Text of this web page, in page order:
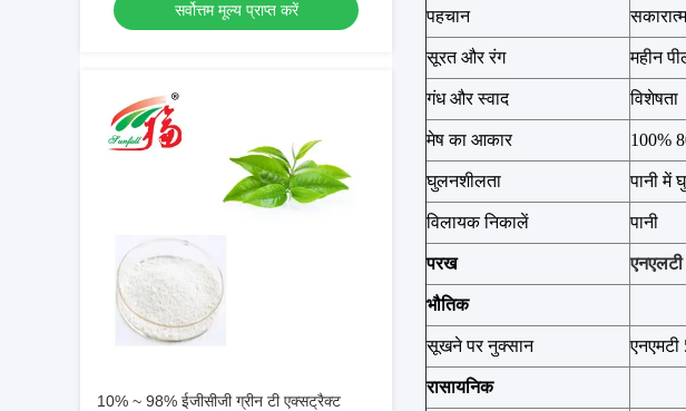
सर्वोत्तम मूल्य प्राप्त करें
10% ~ 98% ईजीसीजी ग्रीन टी एक्सट्रैक्ट
पहचान
सूरत और रंग महीन
गंध और स्वाद विशेषता
मेष का आकार 100%
घुलनशीलता पानी में
विलायक निकालें पानी
परख
भौतिक
सूखने पर नुक्सान एनएमटी
रासायनिक